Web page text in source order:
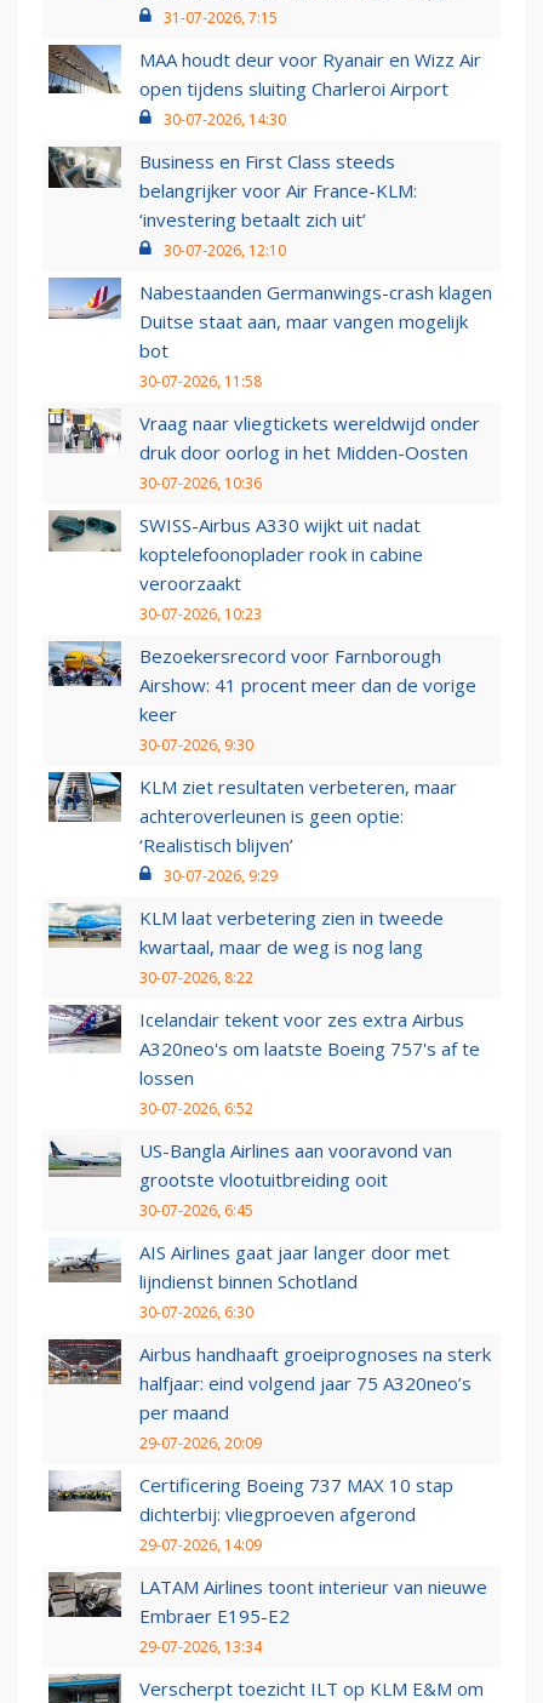
31-07-2026, 7:15
MAA houdt deur voor Ryanair en Wizz Air
open tijdens sluiting Charleroi Airport
30-07-2026, 14:30
Business en First Class steeds
belangrijker voor Air France-KLM:
‘investering betaalt zich uit’
30-07-2026, 12:10
Nabestaanden Germanwings-crash klagen
Duitse staat aan, maar vangen mogelijk
bot
30-07-2026, 11:58
Vraag naar vliegtickets wereldwijd onder
druk door oorlog in het Midden-Oosten
30-07-2026, 10:36
SWISS-Airbus A330 wijkt uit nadat
koptelefoonoplader rook in cabine
veroorzaakt
30-07-2026, 10:23
Bezoekersrecord voor Farnborough
Airshow: 41 procent meer dan de vorige
keer
30-07-2026, 9:30
KLM ziet resultaten verbeteren, maar
achteroverleunen is geen optie:
‘Realistisch blijven’
30-07-2026, 9:29
KLM laat verbetering zien in tweede
kwartaal, maar de weg is nog lang
30-07-2026, 8:22
Icelandair tekent voor zes extra Airbus
A320neo's om laatste Boeing 757's af te
lossen
30-07-2026, 6:52
US-Bangla Airlines aan vooravond van
grootste vlootuitbreiding ooit
30-07-2026, 6:45
AIS Airlines gaat jaar langer door met
lijndienst binnen Schotland
30-07-2026, 6:30
Airbus handhaaft groeiprognoses na sterk
halfjaar: eind volgend jaar 75 A320neo’s
per maand
29-07-2026, 20:09
Certificering Boeing 737 MAX 10 stap
dichterbij: vliegproeven afgerond
29-07-2026, 14:09
LATAM Airlines toont interieur van nieuwe
Embraer E195-E2
29-07-2026, 13:34
Verscherpt toezicht ILT op KLM E&M om